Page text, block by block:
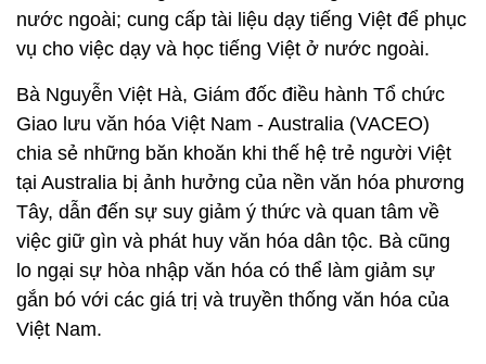
nước ngoài; cung cấp tài liệu dạy tiếng Việt để phục
vụ cho việc dạy và học tiếng Việt ở nước ngoài.
Bà Nguyễn Việt Hà, Giám đốc điều hành Tổ chức
Giao lưu văn hóa Việt Nam - Australia (VACEO)
chia sẻ những băn khoăn khi thế hệ trẻ người Việt
tại Australia bị ảnh hưởng của nền văn hóa phương
Tây, dẫn đến sự suy giảm ý thức và quan tâm về
việc giữ gìn và phát huy văn hóa dân tộc. Bà cũng
lo ngại sự hòa nhập văn hóa có thể làm giảm sự
gắn bó với các giá trị và truyền thống văn hóa của
Việt Nam.